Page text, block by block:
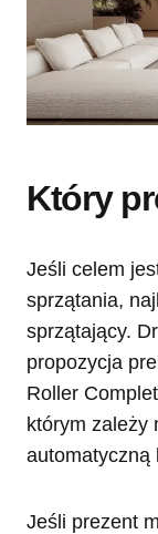
Który
Jeśli celem
sprzątania,
sprzątający.
propozycja
Roller
którym zależy
automatyczną
Jeśli prezent